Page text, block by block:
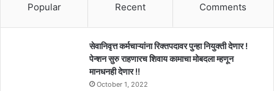
Popular Recent Comments
सेवानिवृत्त कर्मचाऱ्यांना रिक्तपदावर पुन्हा नियुक्ती देणार !
पेन्शन सुरु राहणारच शिवाय कामाचा मोबदला म्हणून
मानधनही देणार !!
October 1, 2022